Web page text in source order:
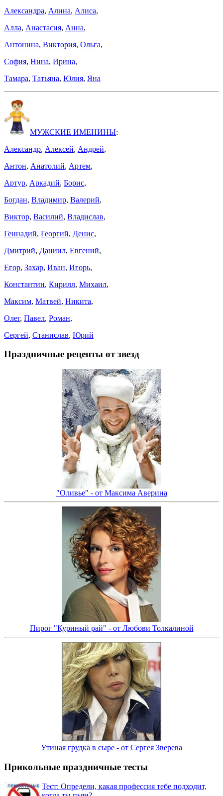
Александра, Алина, Алиса,
Алла, Анастасия, Анна,
Антонина, Виктория, Ольга,
София, Нина, Ирина,
Тамара, Татьяна, Юлия, Яна
МУЖСКИЕ ИМЕНИНЫ:
Александр, Алексей, Андрей,
Антон, Анатолий, Артем,
Артур, Аркадий, Борис,
Богдан, Владимир, Валерий,
Виктор, Василий, Владислав,
Геннадий, Георгий, Денис,
Дмитрий, Даниил, Евгений,
Егор, Захар, Иван, Игорь,
Константин, Кирилл, Михаил,
Максим, Матвей, Никита,
Олег, Павел, Роман,
Сергей, Станислав, Юрий
Праздничные рецепты от звезд
"Оливье" - от Максима Аверина
Пирог "Куриный рай" - от Любови Толкалиной
Утиная грудка в сыре - от Сергея Зверева
Прикольные праздничные тесты
Тест: Определи, какая профессия тебе подходит,